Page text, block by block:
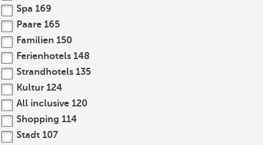
Spa 169
Paare 165
Familien 150
Ferienhotels 148
Strandhotels 135
Kultur 124
All inclusive 120
Shopping 114
Stadt 107